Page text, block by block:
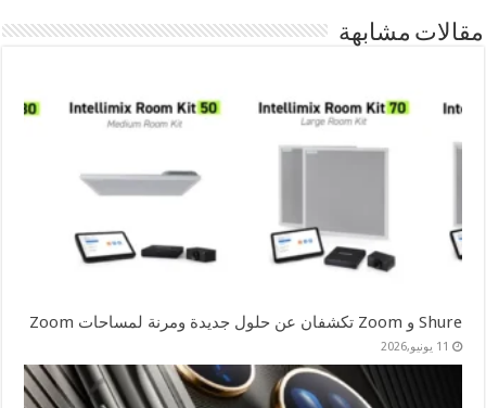
مقالات مشابهة
Shure و Zoom تكشفان عن حلول جديدة ومرنة لمساحات Zoom
11 يونيو,2026